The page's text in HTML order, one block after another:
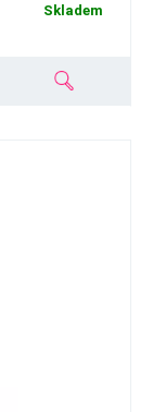
Skladem